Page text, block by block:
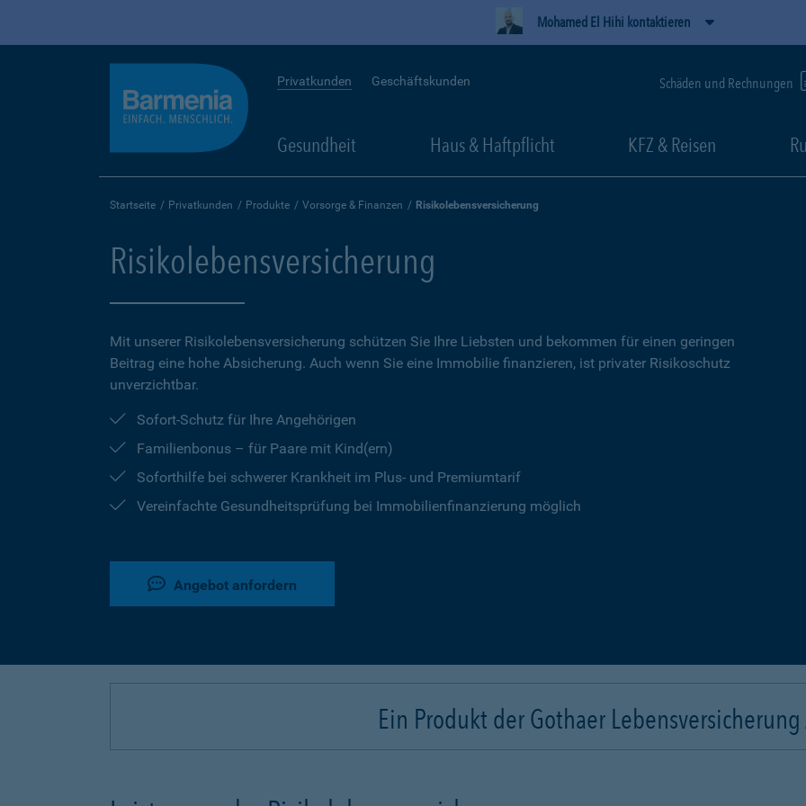
Mohamed El Hihi kontaktieren
Privatkunden Geschäftskunden Schäden und Rechnungen
Gesundheit Haus & Haftpflicht KFZ & Reisen
Startseite Privatkunden Produkte Vorsorge & Finanzen Risikolebensversicherung
Risikolebensversicherung
Mit unserer Risikolebensversicherung schützen Sie Ihre Liebsten und bekommen für einen geringen
Beitrag eine hohe Ab­sicherung. Auch wenn Sie eine Immobilie finanzieren, ist privater Risikoschutz
unverzichtbar.
Sofort-Schutz für Ihre Angehörigen
Familienbonus – für Paare mit Kind(ern)
Soforthilfe bei schwerer Krankheit im Plus- und Premiumtarif
Vereinfachte Gesundheitsprüfung bei Immobilienfinanzierung möglich
Angebot anfordern
Ein Produkt der Gothaer Lebensversicherung